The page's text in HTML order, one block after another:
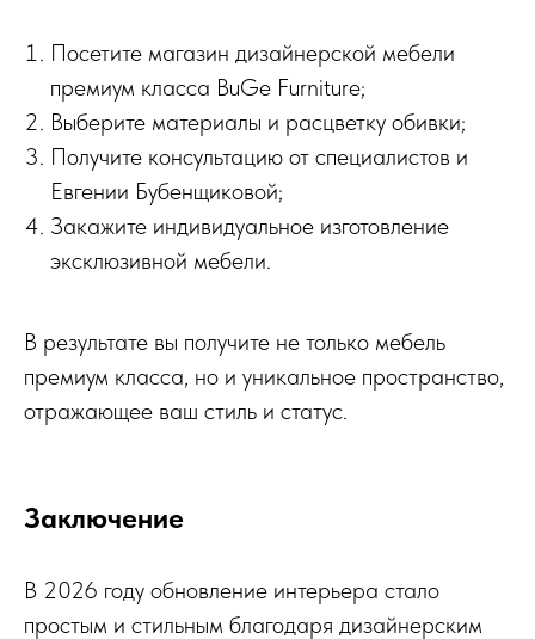
Посетите магазин дизайнерской мебели
премиум класса BuGe Furniture;
Выберите материалы и расцветку обивки;
Получите консультацию от специалистов и
Евгении Бубенщиковой;
Закажите индивидуальное изготовление
эксклюзивной мебели.
В результате вы получите не только мебель
премиум класса, но и уникальное пространство,
отражающее ваш стиль и статус.
Заключение
В 2026 году обновление интерьера стало
простым и стильным благодаря дизайнерским